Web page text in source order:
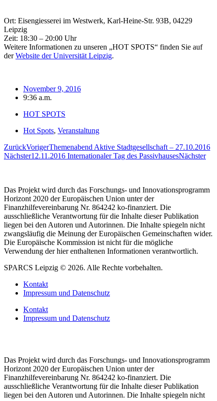
Ort: Eisengiesserei im Westwerk, Karl-Heine-Str. 93B, 04229
Leipzig
Zeit: 18:30 – 20:00 Uhr
Weitere Informationen zu unseren „HOT SPOTS“ finden Sie auf
derWebsite der Universität Leipzig.
November 9, 2016
9:36 a.m.
HOT SPOTS
Hot Spots, Veranstaltung
ZurückVorigerThemenabend Aktive Stadtgesellschaft – 27.10.2016
Nächster12.11.2016 Internationaler Tag des PassivhausesNächster
Das Projekt wird durch das Forschungs- und Innovationsprogramm
Horizont 2020 der Europäischen Union unter der
Finanzhilfevereinbarung Nr. 864242 ko-finanziert. Die
ausschließliche Verantwortung für die Inhalte dieser Publikation
liegen bei den Autoren und Autorinnen. Die Inhalte spiegeln nicht
zwangsläufig die Meinung der Europäischen Gemeinschaften wider.
Die Europäische Kommission ist nicht für die mögliche
Verwendung der hier enthaltenen Informationen verantwortlich.
SPARCS Leipzig © 2026. Alle Rechte vorbehalten.
Kontakt
Impressum und Datenschutz
Kontakt
Impressum und Datenschutz
Das Projekt wird durch das Forschungs- und Innovationsprogramm
Horizont 2020 der Europäischen Union unter der
Finanzhilfevereinbarung Nr. 864242 ko-finanziert. Die
ausschließliche Verantwortung für die Inhalte dieser Publikation
liegen bei den Autoren und Autorinnen. Die Inhalte spiegeln nicht